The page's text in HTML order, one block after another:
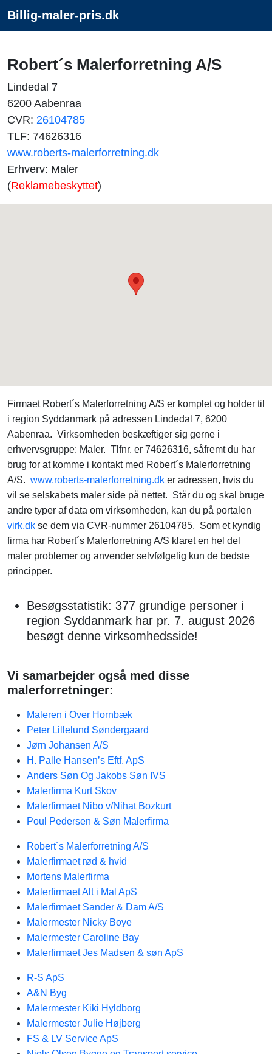
Billig-maler-pris.dk
Robert´s Malerforretning A/S
Lindedal 7
6200 Aabenraa
CVR: 26104785
TLF: 74626316
www.roberts-malerforretning.dk
Erhverv: Maler
(Reklamebeskyttet)
Firmaet Robert´s Malerforretning A/S er komplet og holder til
i region Syddanmark på adressen Lindedal 7, 6200
Aabenraa. Virksomheden beskæftiger sig gerne i
erhvervsgruppe: Maler. Tlfnr. er 74626316, såfremt du har
brug for at komme i kontakt med Robert´s Malerforretning
A/S. www.roberts-malerforretning.dk er adressen, hvis du
vil se selskabets maler side på nettet. Står du og skal bruge
andre typer af data om virksomheden, kan du på portalen
virk.dk se dem via CVR-nummer 26104785. Som et kyndig
firma har Robert´s Malerforretning A/S klaret en hel del
maler problemer og anvender selvfølgelig kun de bedste
principper.
Besøgsstatistik: 377 grundige personer i
region Syddanmark har pr. 7. august 2026
besøgt denne virksomhedsside!
Vi samarbejder også med disse
malerforretninger:
Maleren i Over Hornbæk
Peter Lillelund Søndergaard
Jørn Johansen A/S
H. Palle Hansen’s Eftf. ApS
Anders Søn Og Jakobs Søn IVS
Malerfirma Kurt Skov
Malerfirmaet Nibo v/Nihat Bozkurt
Poul Pedersen & Søn Malerfirma
Robert´s Malerforretning A/S
Malerfirmaet rød & hvid
Mortens Malerfirma
Malerfirmaet Alt i Mal ApS
Malerfirmaet Sander & Dam A/S
Malermester Nicky Boye
Malermester Caroline Bay
Malerfirmaet Jes Madsen & søn ApS
R-S ApS
A&N Byg
Malermester Kiki Hyldborg
Malermester Julie Højberg
FS & LV Service ApS